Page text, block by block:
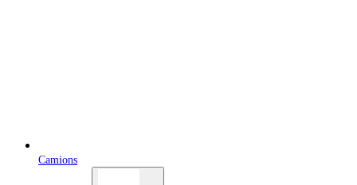
Camions